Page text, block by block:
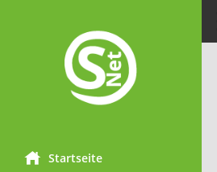
Startseite